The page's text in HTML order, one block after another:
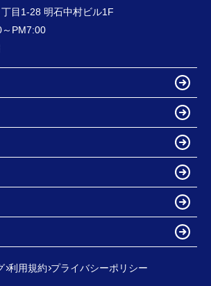
目1-28 明石中村ビル1F
PM7:00
利用規約 プライバシーポリシー